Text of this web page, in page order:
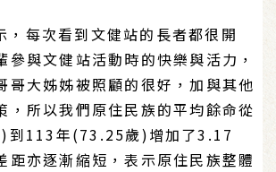
每次看到文健站的長者都很開
參與文健站活動時的快樂與活力，
哥大姊姊被照顧的很好，加與其他
，所以我們原住民族的平均餘命從
到113年(73.25歲)增加了3.17
距亦逐漸縮短，表示原住民族整體